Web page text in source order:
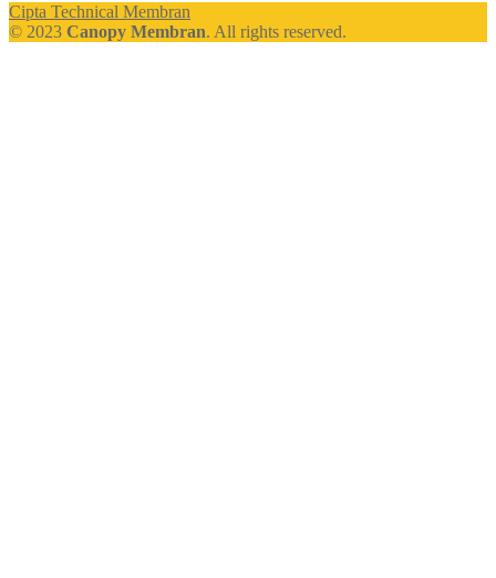
Cipta Technical Membran
© 2023 Canopy Membran. All rights reserved.